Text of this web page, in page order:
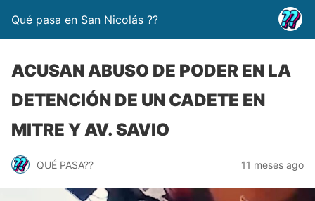
Qué pasa en San Nicolás ??
ACUSAN ABUSO DE PODER EN LA
DETENCIÓN DE UN CADETE EN
MITRE Y AV. SAVIO
QUÉ PASA?? 11 meses ago